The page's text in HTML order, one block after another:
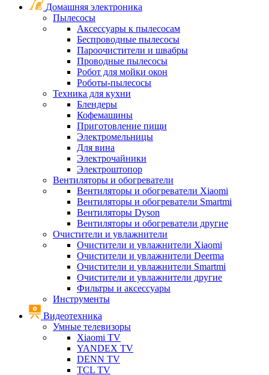
Домашняя электроника
Пылесосы
Аксессуары к пылесосам
Беспроводные пылесосы
Пароочистители и швабры
Проводные пылесосы
Робот для мойки окон
Роботы-пылесосы
Техника для кухни
Блендеры
Кофемашины
Приготовление пищи
Электромельницы
Для вина
Электрочайники
Электроштопор
Вентиляторы и обогреватели
Вентиляторы и обогреватели Xiaomi
Вентиляторы и обогреватели Smartmi
Вентиляторы Dyson
Вентиляторы и обогреватели другие
Очистители и увлажнители
Очистители и увлажнители Xiaomi
Очистители и увлажнители Deerma
Очистители и увлажнители Smartmi
Очистители и увлажнители другие
Фильтры и аксессуары
Инструменты
Видеотехника
Умные телевизоры
Xiaomi TV
YANDEX TV
DENN TV
TCL TV